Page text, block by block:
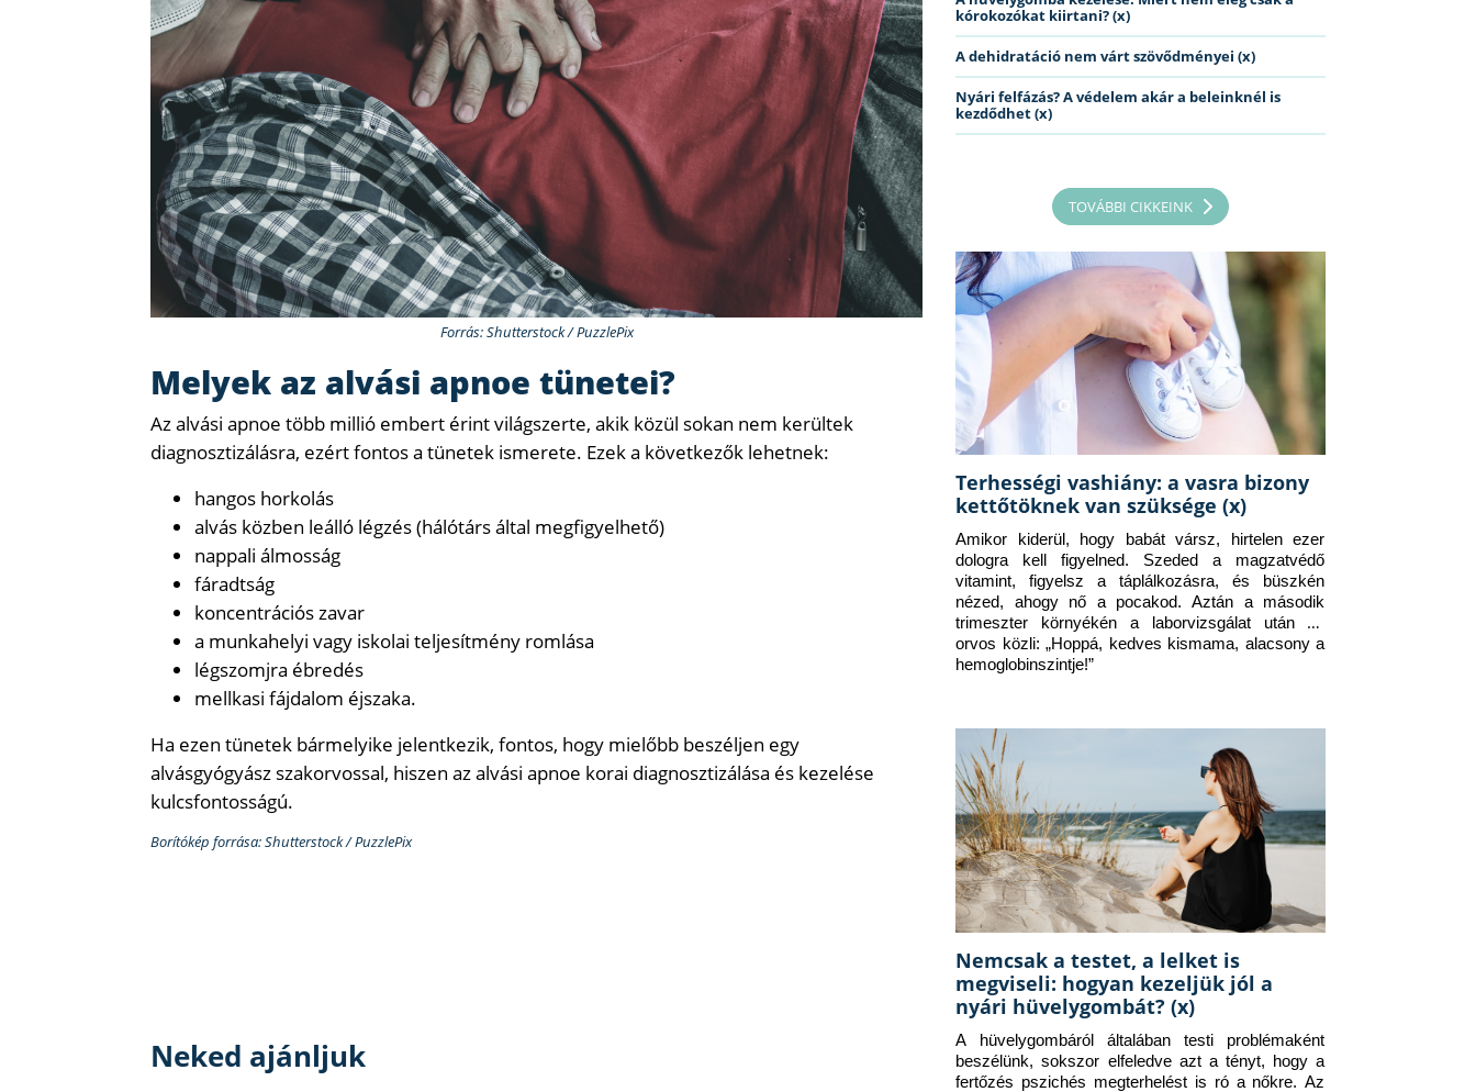
Forrás: Shutterstock / PuzzlePix
Melyek az alvási apnoe tünetei?
Az alvási apnoe több millió embert érint világszerte, akik közül sokan nem kerültek
diagnosztizálásra, ezért fontos a tünetek ismerete. Ezek a következők lehetnek:
hangos horkolás
alvás közben leálló légzés (hálótárs által megfigyelhető)
nappali álmosság
fáradtság
koncentrációs zavar
a munkahelyi vagy iskolai teljesítmény romlása
légszomjra ébredés
mellkasi fájdalom éjszaka.
Ha ezen tünetek bármelyike ​​jelentkezik, fontos, hogy mielőbb beszéljen egy
alvásgyógyász szakorvossal, hiszen az alvási apnoe korai diagnosztizálása és kezelése
kulcsfontosságú.
Borítókép forrása: Shutterstock / PuzzlePix
Neked ajánljuk
kórokozókat kiirtani? (x)
A dehidratáció nem várt szövődményei (x)
Nyári felfázás? A védelem akár a beleinknél is
kezdődhet (x)
TOVÁBBI CIKKEINK
Terhességi vashiány: a vasra bizony
kettőtöknek van szüksége (x)
Amikor kiderül, hogy babát vársz, hirtelen ezer
dologra kell figyelned. Szeded a magzatvédő
vitamint, figyelsz a táplálkozásra, és büszkén
nézed, ahogy nő a pocakod. Aztán a második
trimeszter környékén a laborvizsgálat után az
orvos közli: „Hoppá, kedves kismama, alacsony a
hemoglobinszintje!”
Nemcsak a testet, a lelket is
megviseli: hogyan kezeljük jól a
nyári hüvelygombát? (x)
A hüvelygombáról általában testi problémaként
beszélünk, sokszor elfeledve azt a tényt, hogy a
fertőzés pszichés megterhelést is ró a nőkre. Az